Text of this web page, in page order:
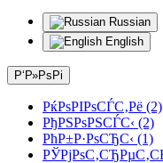
Russian
English
Р‘Р»РѕРі
РќРѕРІРѕСЃС‚Рё (2)
РђРЅРѕРЅСЃС‹ (2)
РћР±Р·РѕСЂС‹ (1)